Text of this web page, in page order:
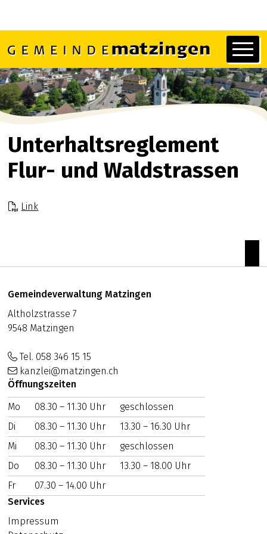
Unterhaltsreglement
Flur- und Waldstrassen
Link
Footer
Adresse
Gemeindeverwaltung Matzingen
Altholzstrasse 7
9548 Matzingen
Tel. 058 346 15 15
kanzlei@matzingen.ch
Öffnungszeiten
WOCHENTAG VORMITTAG NACHMITTAG
Mo 08.30 – 11.30 Uhr
geschlossen
Di
08.30 – 11.30 Uhr
13.30 – 16.30 Uhr
Mi
08.30 – 11.30 Uhr
geschlossen
Do
08.30 – 11.30 Uhr
13.30 – 18.00 Uhr
Fr
07.30 – 14.00 Uhr
Services
Impressum